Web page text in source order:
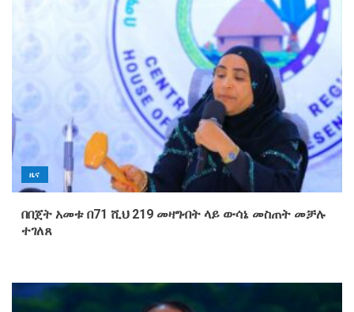
ዜና
በበጀት አመቱ በ71 ሺህ 219 መዛግብት ላይ ውሳኔ መስጠት መቻሉ
ተገለጸ